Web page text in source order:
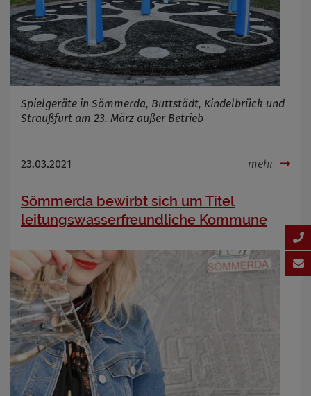
Spielgeräte in Sömmerda, Buttstädt, Kindelbrück und
Straußfurt am 23. März außer Betrieb
23.03.2021 mehr
Sömmerda bewirbt sich um Titel
leitungswasserfreundliche Kommune